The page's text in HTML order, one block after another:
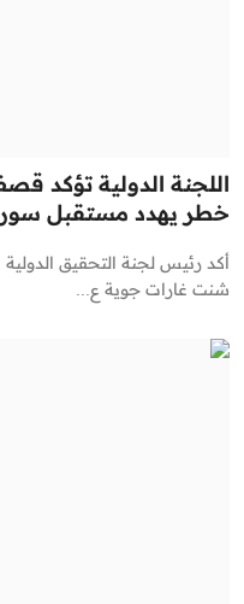
اللجنة الدولية تؤكد
خطر يهدد مستقبل
أكد رئيس لجنة التحقيق
شنت غارات جوية ع...